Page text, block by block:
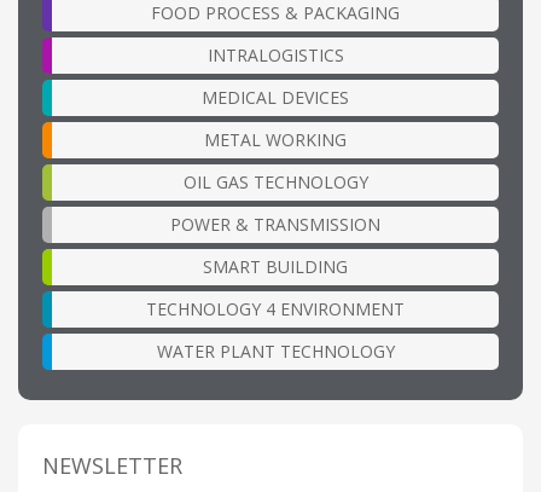
FOOD PROCESS & PACKAGING
INTRALOGISTICS
MEDICAL DEVICES
METAL WORKING
OIL GAS TECHNOLOGY
POWER & TRANSMISSION
SMART BUILDING
TECHNOLOGY 4 ENVIRONMENT
WATER PLANT TECHNOLOGY
NEWSLETTER